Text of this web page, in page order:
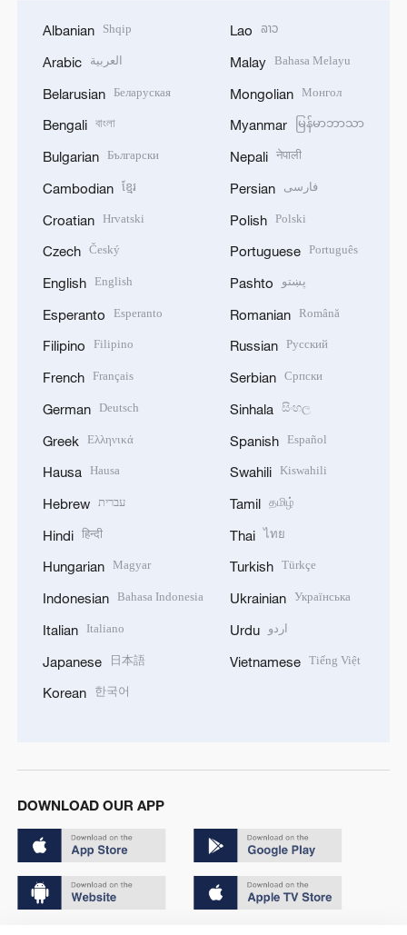
Albanian Shqip
Arabic العربية
Belarusian Беларуская
Bengali বাংলা
Bulgarian Български
Cambodian ខ្មែរ
Croatian Hrvatski
Czech Český
English English
Esperanto Esperanto
Filipino Filipino
French Français
German Deutsch
Greek Ελληνικά
Hausa Hausa
Hebrew עברית
Hindi हिन्दी
Hungarian Magyar
Indonesian Bahasa Indonesia
Italian Italiano
Japanese 日本語
Korean 한국어
Lao ລາວ
Malay Bahasa Melayu
Mongolian Монгол
Myanmar မြန်မာဘာသာ
Nepali नेपाली
Persian فارسی
Polish Polski
Portuguese Português
Pashto پښتو
Romanian Română
Russian Русский
Serbian Српски
Sinhala සිංහල
Spanish Español
Swahili Kiswahili
Tamil தமிழ்
Thai ไทย
Turkish Türkçe
Ukrainian Українська
Urdu اردو
Vietnamese Tiếng Việt
DOWNLOAD OUR APP